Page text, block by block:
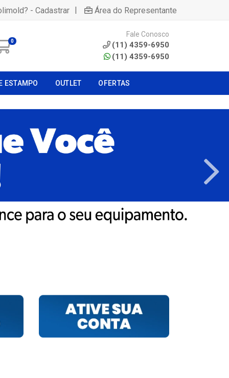
- Cadastrar | Área do Representante
0
Fale Conosco
(11) 4359-6950
(11) 4359-6950
ESTAMPO OUTLET OFERTAS